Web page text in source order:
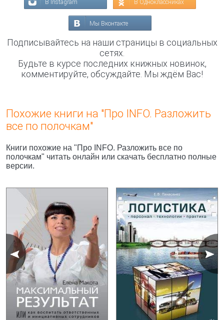
В Instagram В Одноклассниках
Мы Вконтакте
Подписывайтесь на наши страницы в социальных
сетях.
Будьте в курсе последних книжных новинок,
комментируйте, обсуждайте. Мы ждём Вас!
Похожие книги на "Про INFO. Разложить
все по полочкам"
Книги похожие на "Про INFO. Разложить все по
полочкам" читать онлайн или скачать бесплатно полные
версии.